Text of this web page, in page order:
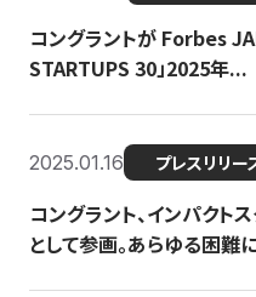
コングラントが Forbes
STARTUPS 30」2025年...
2025.01.16 プレスリリー
コングラント、インパクト
として参画。あらゆる困